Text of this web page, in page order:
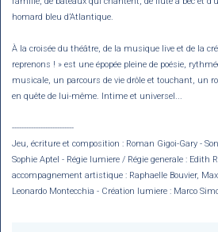
homard bleu d’Atlantique.
À la croisée du théâtre, de la musique live et de la
reprenons ! » est une épopée pleine de poésie,
musicale, un parcours de vie drôle et touchant, un
en quête de lui-même. Intime et universel...
--------------------------
Jeu, écriture et composition : Roman Gigoi-Gary -
Sophie Aptel - Régie lumiere / Régie generale : Edith
accompagnement artistique : Raphaelle Bouvier,
Leonardo Montecchia - Création lumiere : Marco